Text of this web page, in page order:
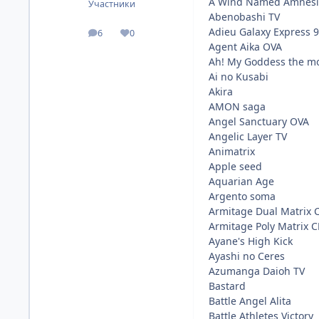
Участники
6
посты 0
Репутация
Abenobashi TV
Adieu Galaxy Express
Agent Aika OVA
Ah! My Goddess the
Ai no Kusabi
Akira
AMON saga
Angel Sanctuary OVA
Angelic Layer TV
Animatrix
Apple seed
Aquarian Age
Argento soma
Armitage Dual Matrix
Armitage Poly Matrix
Ayane's High Kick
Ayashi no Ceres
Azumanga Daioh TV
Bastard
Battle Angel Alita
Battle Athletes Victory